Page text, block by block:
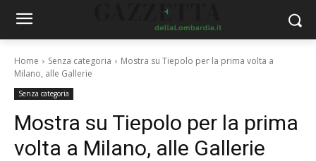
Home Senza categoria
Mostra su Tiepolo per la prima volta a
Milano, alle Gallerie
Senza categoria
Mostra su Tiepolo per la prima
volta a Milano, alle Gallerie